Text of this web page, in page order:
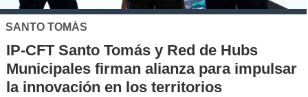
SANTO TOMÁS
IP-CFT Santo Tomás y Red de Hubs
Municipales firman alianza para impulsar
la innovación en los territorios